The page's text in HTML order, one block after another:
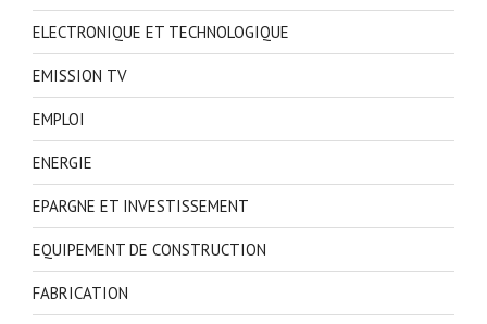
ELECTRONIQUE ET TECHNOLOGIQUE
EMISSION TV
EMPLOI
ENERGIE
EPARGNE ET INVESTISSEMENT
EQUIPEMENT DE CONSTRUCTION
FABRICATION